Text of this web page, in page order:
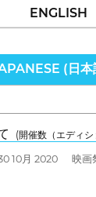
ENGLISH
(日本
(開催数（エディシ
10月 2020 映画